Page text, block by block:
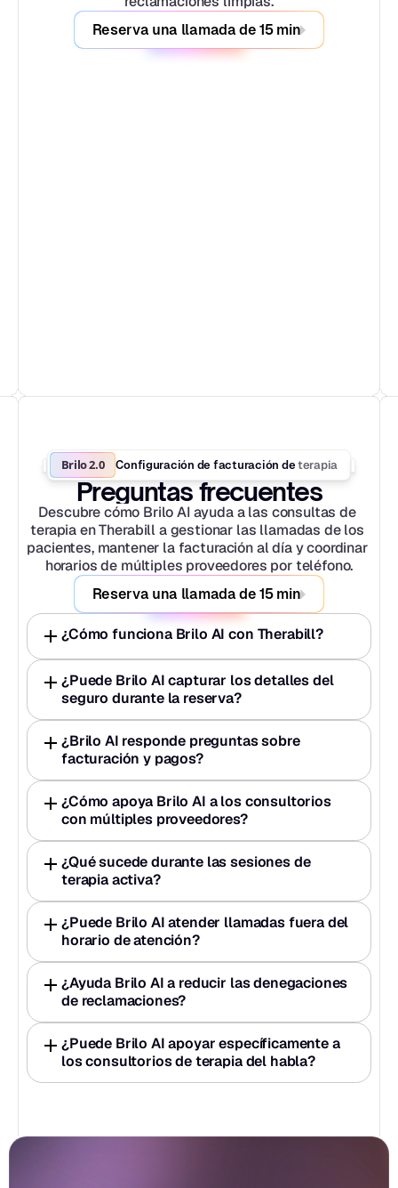
Reserva una llamada de 15 min
Brilo 2.0 Configuración de facturación de terapia
Preguntas frecuentes
Descubre cómo Brilo AI ayuda a las consultas de
terapia en Therabill a gestionar las llamadas de los
pacientes, mantener la facturación al día y coordinar
horarios de múltiples proveedores por teléfono.
Reserva una llamada de 15 min
¿Cómo funciona Brilo AI con Therabill?
¿Puede Brilo AI capturar los detalles del
seguro durante la reserva?
¿Brilo AI responde preguntas sobre
facturación y pagos?
¿Cómo apoya Brilo AI a los consultorios
con múltiples proveedores?
¿Qué sucede durante las sesiones de
terapia activa?
¿Puede Brilo AI atender llamadas fuera del
horario de atención?
¿Ayuda Brilo AI a reducir las denegaciones
de reclamaciones?
¿Puede Brilo AI apoyar específicamente a
los consultorios de terapia del habla?